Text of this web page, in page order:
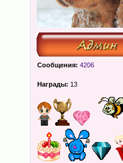
Сообщения: 4206
Награды: 13